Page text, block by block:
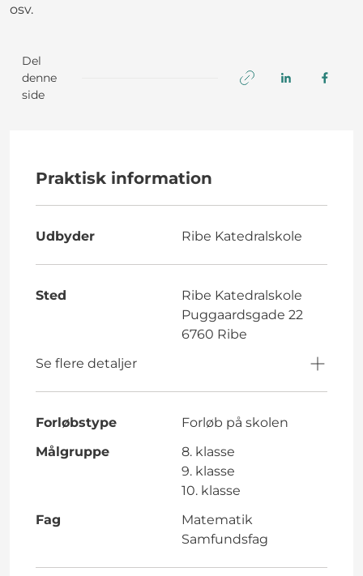
osv.
Del
denne
side
Praktisk information
Udbyder Ribe Katedralskole
Sted
Ribe Katedralskole
Puggaardsgade 22
6760 Ribe
Se flere detaljer
Forløbstype
Forløb på skolen
Målgruppe
8. klasse
9. klasse
10. klasse
Fag
Matematik
Samfundsfag